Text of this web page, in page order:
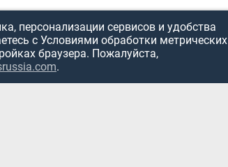
персонализации сервисов и удобства
с Условиями обработки метрических
браузера. Пожалуйста,
.